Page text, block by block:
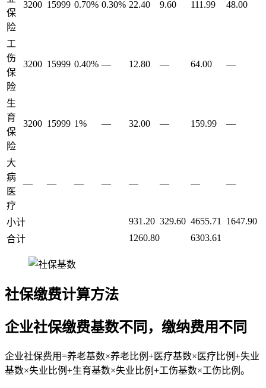
保
险
3200 15999 0.70% 0.30% 22.40 9.60 111.99 48.00
工
伤
保
险
3200 15999 0.40% — 12.80 — 64.00 —
生
育
保
险
3200 15999 1% — 32.00 — 159.99 —
大
病
医
疗
— — — — — — — —
小计 931.20 329.60 4655.71
1647.90
合计
1260.80 6303.61
社保缴费计算方法
企业社保缴费基数不同，缴纳费用不同
企业社保费用=养老基数×养老比例+医疗基数×医疗比例+失业
基数×失业比例+生育基数×失业比例+工伤基数×工伤比例。